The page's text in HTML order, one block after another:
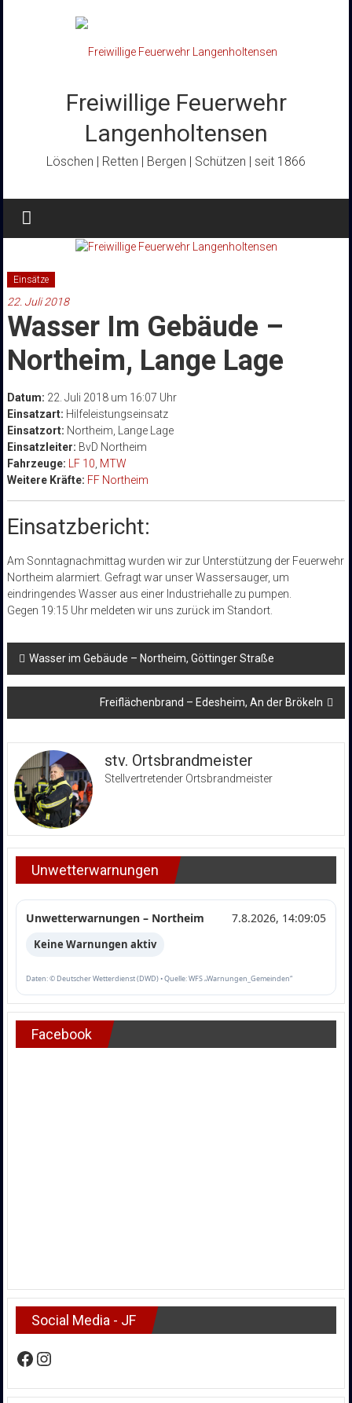
Freiwillige Feuerwehr
Langenholtensen
Löschen | Retten | Bergen | Schützen | seit 1866
Einsätze
22. Juli 2018
Wasser Im Gebäude –
Northeim, Lange Lage
Datum: 22. Juli 2018 um 16:07 Uhr
Einsatzart: Hilfeleistungseinsatz
Einsatzort: Northeim, Lange Lage
Einsatzleiter: BvD Northeim
Fahrzeuge:
LF 10 MTW
Weitere Kräfte: FF Northeim
Einsatzbericht:
Am Sonntagnachmittag wurden wir zur Unterstützung der Feuerwehr
Northeim alarmiert. Gefragt war unser Wassersauger, um
eindringendes Wasser aus einer Industriehalle zu pumpen.
Gegen 19:15 Uhr meldeten wir uns zurück im Standort.
Beitragsnavigation
Wasser im Gebäude – Northeim, Göttinger Straße
Freiflächenbrand – Edesheim, An der Brökeln
stv. Ortsbrandmeister
Stellvertretender Ortsbrandmeister
Unwetterwarnungen
Unwetterwarnungen – Northeim 7.8.2026, 14:09:05
Keine Warnungen aktiv
Daten: © Deutscher Wetterdienst (DWD) • Quelle: WFS „Warnungen_Gemeinden“
Facebook
Social Media - JF
Facebook
Instagram